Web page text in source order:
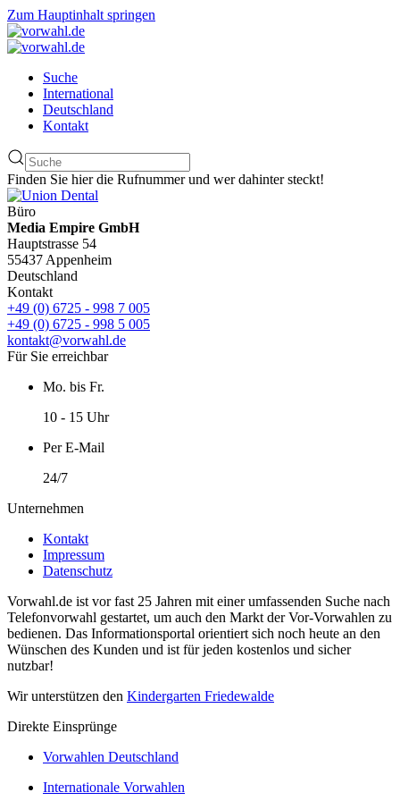
Zum Hauptinhalt springen
Suche
International
Deutschland
Kontakt
Finden Sie hier die Rufnummer und wer dahinter steckt!
Büro
Media Empire GmbH
Hauptstrasse 54
55437 Appenheim
Deutschland
Kontakt
+49 (0) 6725 - 998 7 005
+49 (0) 6725 - 998 5 005
kontakt@vorwahl.de
Für Sie erreichbar
Mo. bis Fr.
10 - 15 Uhr
Per E-Mail
24/7
Unternehmen
Kontakt
Impressum
Datenschutz
Vorwahl.de ist vor fast 25 Jahren mit einer umfassenden Suche nach
Telefonvorwahl gestartet, um auch den Markt der Vor-Vorwahlen zu
bedienen. Das Informationsportal orientiert sich noch heute an den
Wünschen des Kunden und ist für jeden kostenlos und sicher
nutzbar!
Wir unterstützen den Kindergarten Friedewalde
Direkte Einsprünge
Vorwahlen Deutschland
Internationale Vorwahlen